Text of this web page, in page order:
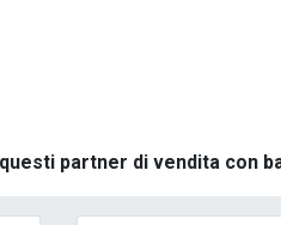
partner di vendita con